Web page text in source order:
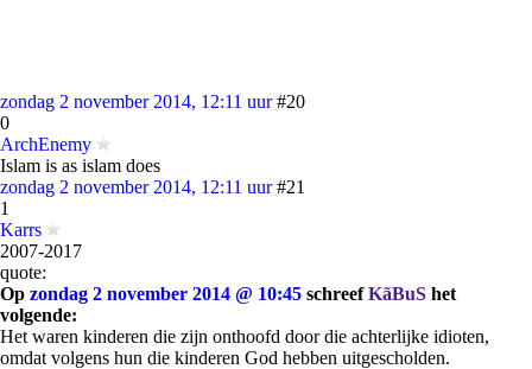
zondag 2 november 2014, 12:11 uur #20
0
ArchEnemy
Islam is as islam does
zondag 2 november 2014, 12:11 uur #21
1
Karrs
2007-2017
quote:
Op zondag 2 november 2014 @ 10:45 schreefKãBuS het
volgende:
Het waren kinderen die zijn onthoofd door die achterlijke idioten,
omdat volgens hun die kinderen God hebben uitgescholden.